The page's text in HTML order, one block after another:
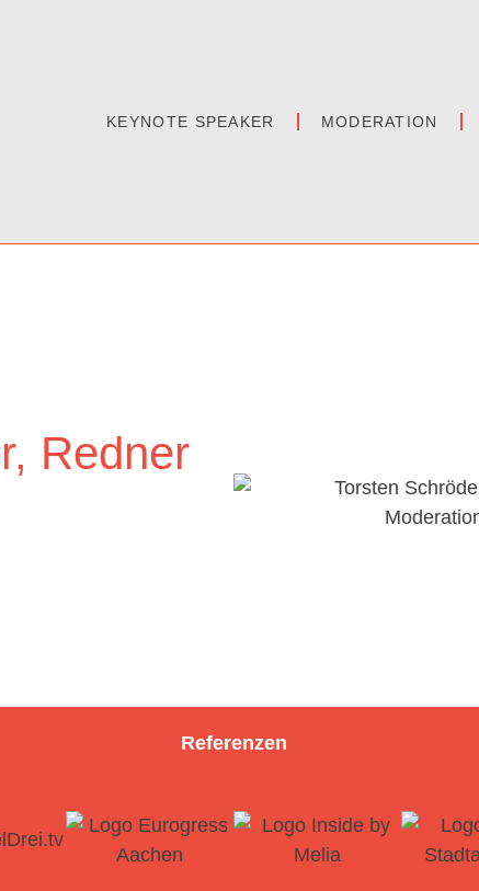
KEYNOTE SPEAKER MODERATION
Redner
Referenzen